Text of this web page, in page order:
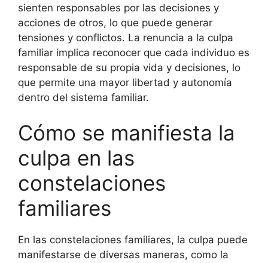
sienten responsables por las decisiones y
acciones de otros, lo que puede generar
tensiones y conflictos. La renuncia a la culpa
familiar implica reconocer que cada individuo es
responsable de su propia vida y decisiones, lo
que permite una mayor libertad y autonomía
dentro del sistema familiar.
Cómo se manifiesta la
culpa en las
constelaciones
familiares
En las constelaciones familiares, la culpa puede
manifestarse de diversas maneras, como la